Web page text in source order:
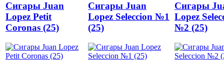
Сигары Juan
Lopez Petit
Coronas (25)
Сигары Juan
Lopez Seleccion №1
(25)
Сигары
Lopez
№2 (25)